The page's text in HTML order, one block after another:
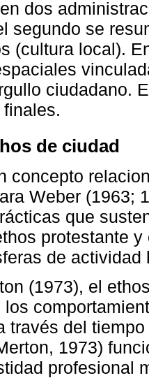
dos
segundo se
(cultura local).
ciudadano.
de ciudad
concepto
Weber (1963;
que
protestante
de actividad
(1973), el
los
través del
1973)
profesional